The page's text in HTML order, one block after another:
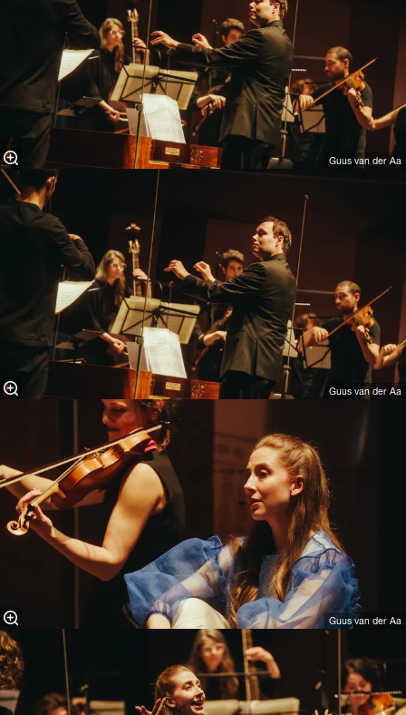
Guus van der Aa
Guus van der Aa
Guus van der Aa